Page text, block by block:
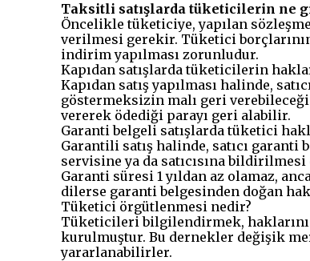
Taksitli satışlarda tüketicilerin ne
Öncelikle tüketiciye, yapılan
verilmesi gerekir. Tüketici
indirim yapılması zorunludur.
Kapıdan satışlarda tüketicilerin
Kapıdan satış yapılması halinde,
göstermeksizin malı geri
vererek ödediği parayı geri alabilir.
Garanti belgeli satışlarda tüketici
Garantili satış halinde, satıcı
servisine ya da satıcısına
Garanti süresi 1 yıldan az olamaz,
dilerse garanti belgesinden doğan
Tüketici örgütlenmesi nedir?
Tüketicileri bilgilendirmek,
kurulmuştur. Bu dernekler değişik
yararlanabilirler.